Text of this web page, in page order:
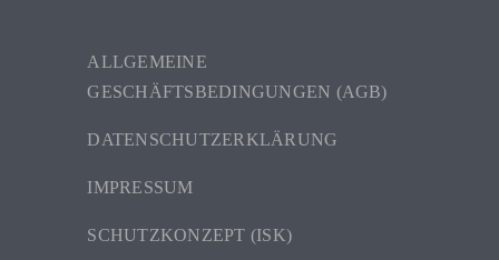
ALLGEMEINE
GESCHÄFTSBEDINGUNGEN (AGB)
DATENSCHUTZERKLÄRUNG
IMPRESSUM
SCHUTZKONZEPT (ISK)